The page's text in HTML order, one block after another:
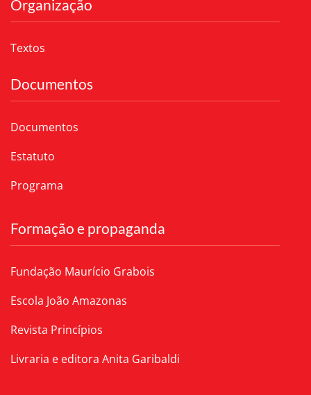
Organização
Textos
Documentos
Documentos
Estatuto
Programa
Formação e propaganda
Fundação Maurício Grabois
Escola João Amazonas
Revista Princípios
Livraria e editora Anita Garibaldi